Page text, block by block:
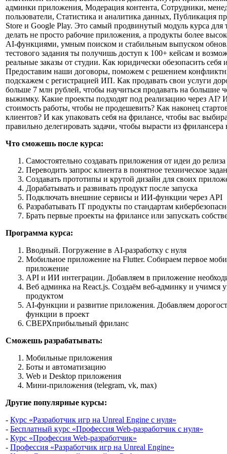
админки приложения, Модерация контента, Сотрудники,
пользователи, Статистика и аналитика данных, Публикация
Store и Google Play. Это самый продвинутый модуль курса для
делать не просто рабочие приложения, а продукты более
AI-функциями, умным поиском и стабильным выпуском
тестового задания ты получишь доступ к 100+ кейсам и
реальные заказы от студии. Как юридически обезопасить себя
Предоставим наши договоры, поможем с решением
подскажем с регистрацией ИП. Как продавать свои услуги
больше 7 млн рублей, чтобы научиться продавать на большие
выжимку. Какие проекты подходят под реализацию через AI?
стоимость работы, чтобы не продешевить? Как наконец
клиентов? И как упаковать себя на фрилансе, чтобы вас
правильно делегировать задачи, чтобы вырасти из фрилансера
Что сможешь после курса:
Самостоятельно создавать приложения от идеи до релиза
Переводить запрос клиента в понятное техническое
Создавать прототипы и крутой дизайн для своих
Дорабатывать и развивать продукт после запуска
Подключать внешние сервисы и ИИ-функции через API
Разрабатывать IT продукты по стандартам
Брать первые проекты на фрилансе или запускать
Программа курса:
Вводный. Погружение в AI-разработку с нуля
Мобильное приложение на Flutter. Собираем первое
приложение
API и ИИ интеграции. Добавляем в приложение
Веб админка на React.js. Создаём веб-админку и учимся
продуктом
AI-функции и развитие приложения. Добавляем
функции в проект
СВЕРХприбыльный фриланс
Сможешь разрабатывать:
Мобильные приложения
Боты и автоматизацию
Web и Desktop приложения
Мини-приложения (telegram, vk, max)
Другие популярные курсы:
- Курс «Разработчик игр на Unreal Engine с нуля»
- Бесплатный курс «Профессия Web-разработчик с нуля»
- Курс «Профессия Web-разработчик»
- Профессия «Разработчик игр на Unreal Engine»